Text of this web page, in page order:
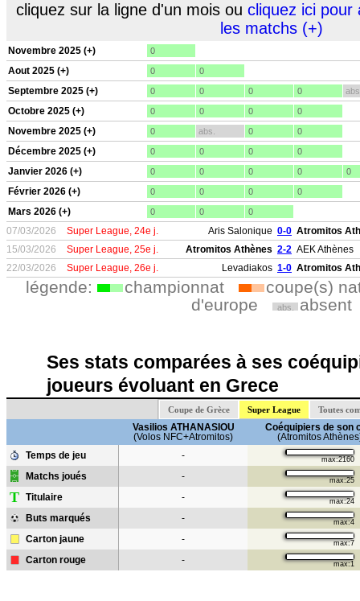
cliquez sur la ligne d'un mois ou cliquez ici pour
les matchs (+)
Novembre 2025 (+) 0
Aout 2025 (+) 0 0
Septembre 2025 (+) 0 0 0 0
Octobre 2025 (+) 0 0 0 0
Novembre 2025 (+) 0 abs. 0 0
Décembre 2025 (+) 0 0 0 0
Janvier 2026 (+) 0 0 0 0 0
Février 2026 (+) 0 0 0 0
Mars 2026 (+) 0 0 0
07/03/2026 Super League, 24e j. Aris Salonique 0-0 Atromitos
15/03/2026
Super League, 25e j. Atromitos Athènes 2-2 AEK Athènes
22/03/2026
Super League, 26e j. Levadiakos 1-0 Atromitos
légende: championnat
coupe(s)
d'europe
abs. absent
Ses stats comparées à ses
joueurs évoluant en Grece
Coupe de Grèce Super League Toutes
Vasilios ATHANASIOU
(Volos NFC+Atromitos)
Coéquipiers de son
(Atromitos
Temps de jeu
- max:2160
Matchs joués - max:25
T Titulaire - max:24
Buts marqués - max:4
Carton jaune - max:7
Carton rouge - max:1